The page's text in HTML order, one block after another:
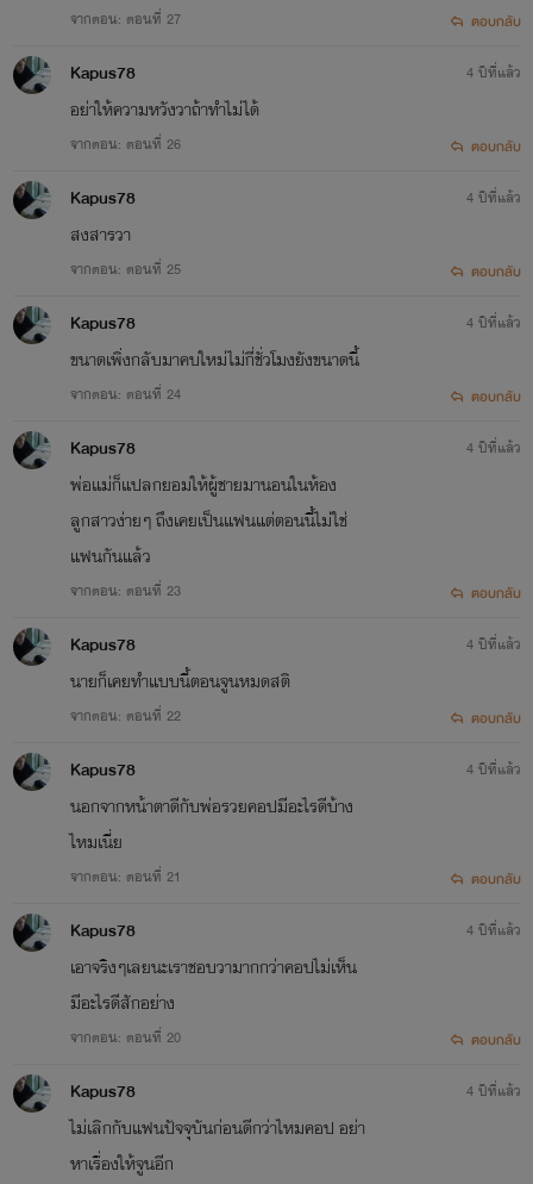
นิยายของ
นามปากกาไรท์
) [อัพจบแล้ว]
) [อัพจบแล้ว]
[อัพจบแล้ว]
จากตอน: ตอนที่ 27 ตอบกลับ
Kapus78
อย่าให้ความหวังวาถ้าทำไม่ได้
จากตอน: ตอนที่ 26
4 ปีที่แล้ว
ตอบกลับ
Kapus78
สงสารวา
จากตอน: ตอนที่ 25
4 ปีที่แล้ว
ตอบกลับ
Kapus78
ขนาดเพิ่งกลับมาคบใหม่ไม่กี่ชั่วโมงยังขนาดนี้
จากตอน: ตอนที่ 24
4 ปีที่แล้ว
ตอบกลับ
Kapus78
พ่อแม่ก็แปลกยอมให้ผู้ชายมานอนในห้อง
ลูกสาวง่ายๆ ถึงเคยเป็นแฟนแต่ตอนนี้ไม่ใช่
แฟนกันแล้ว
จากตอน: ตอนที่ 23
4 ปีที่แล้ว
ตอบกลับ
Kapus78
นายก็เคยทำแบบนี้ตอนจูนหมดสติ
จากตอน: ตอนที่ 22
4 ปีที่แล้ว
ตอบกลับ
Kapus78
นอกจากหน้าตาดีกับพ่อรวยคอปมีอะไรดีบ้าง
ไหมเนี่ย
จากตอน: ตอนที่ 21
4 ปีที่แล้ว
ตอบกลับ
Kapus78
เอาจริงๆเลยนะเราชอบวามากกว่าคอปไม่เห็น
มีอะไรดีสักอย่าง
จากตอน: ตอนที่ 20
4 ปีที่แล้ว
ตอบกลับ
Kapus78
ไม่เลิกกับแฟนปัจจุบันก่อนดีกว่าไหมคอป อย่า
หาเรื่องให้จูนอีก
4 ปีที่แล้ว